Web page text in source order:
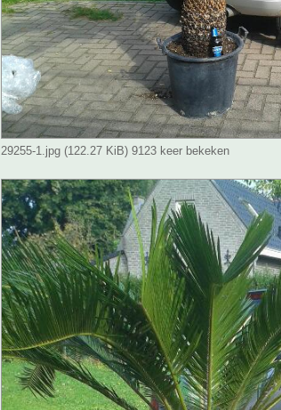
29255-1.jpg (122.27 KiB) 9123 keer bekeken